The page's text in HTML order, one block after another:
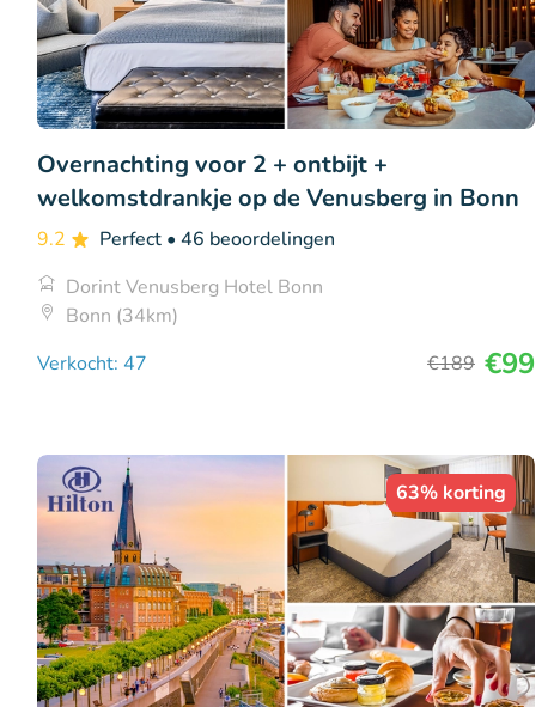
Overnachting voor 2 + ontbijt +
welkomstdrankje op de Venusberg in Bonn
9.2 Perfect • 46 beoordelingen
Dorint Venusberg Hotel Bonn
Bonn (34km)
Verkocht: 47
€189 €99
63% korting